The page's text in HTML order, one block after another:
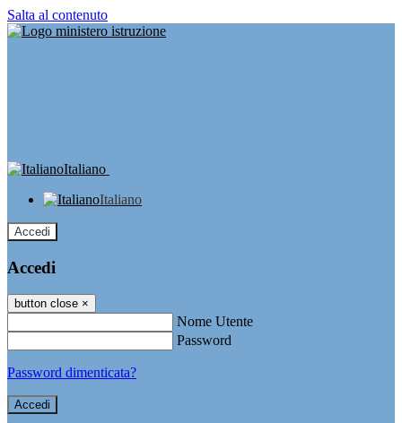
Salta al contenuto
Italiano
Italiano
Accedi
Accedi
button close ×
Nome Utente
Password
Password dimenticata?